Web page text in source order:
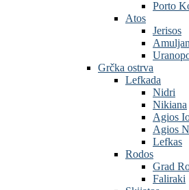
Porto
Atos
Jerisos
Grčka ostrva
Lefkada
Nidri
Nikiana
Agios
Agios
Lefkas
Rodos
Grad
Faliraki